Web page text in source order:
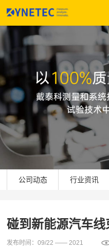
公司动态 行业资讯
碰到新能源汽车
发布时间：09/22 —— 2021